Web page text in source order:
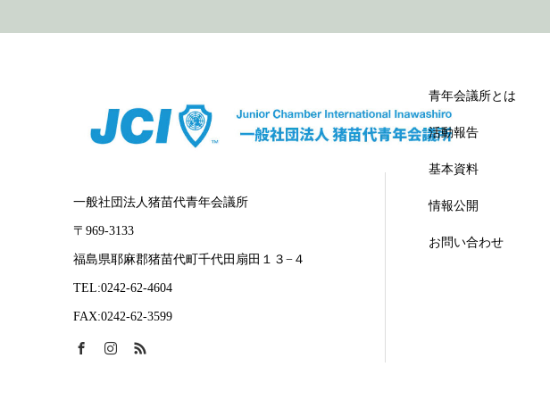
一般社団法人猪苗代青年会議所
〒969-3133
福島県耶麻郡猪苗代町千代田扇田１３−４
TEL:0242-62-4604
FAX:0242-62-3599
青年会議所とは
活動報告
基本資料
情報公開
お問い合わせ